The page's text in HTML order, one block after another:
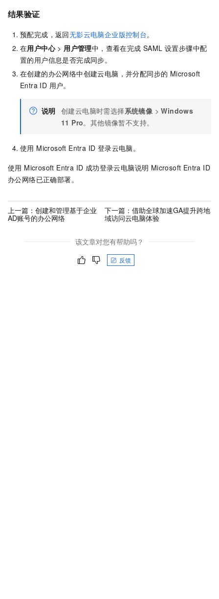
结果验证
预配完成，返回无影云电脑企业版控制台。
在用户中心 > 用户管理中，查看在完成 SAML 设置步骤中配
置的用户信息是否完成同步。
在创建的办公网络中创建云电脑，并分配同步的 Microsoft
Entra ID 用户。
说明 创建云电脑时需选择系统镜像 >Windows
11 Pro。其他镜像暂不支持。
使用 Microsoft Entra ID 登录云电脑。
使用 Microsoft Entra ID 成功登录云电脑说明 Microsoft Entra ID
办公网络已正确部署。
上一篇： 创建和管理基于企业
AD账号的办公网络
下一篇：借助全球加速GA提升跨地
域访问云电脑体验
该文章对您有帮助吗？
反馈